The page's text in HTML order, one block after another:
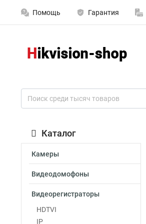
Помощь Гарантия
Каталог
Камеры
Видеодомофоны
Видеорегистраторы
HDTVI
IP